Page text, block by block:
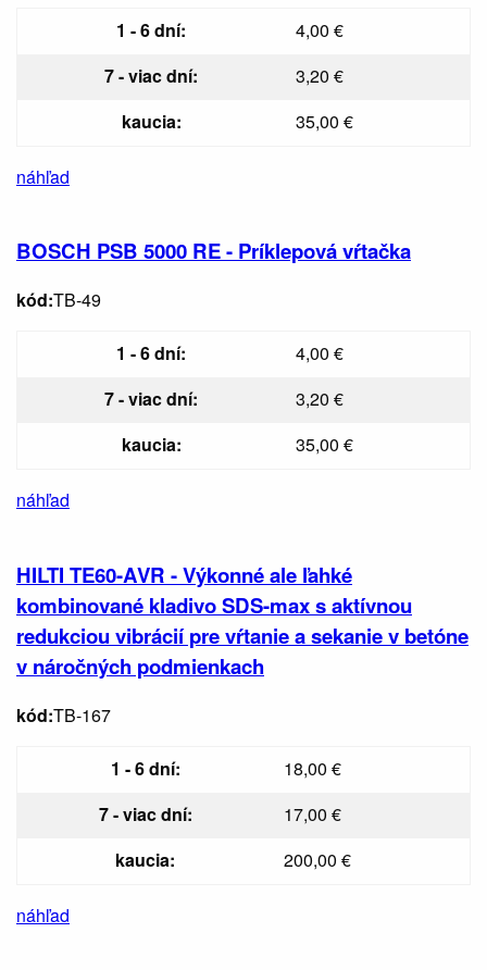
1 - 6 dní:
4,00 €
7 - viac dní:
3,20 €
kaucia:
35,00 €
náhľad
BOSCH PSB 5000 RE - Príklepová vŕtačka
kód:TB-49
1 - 6 dní:
4,00 €
7 - viac dní:
3,20 €
kaucia:
35,00 €
náhľad
HILTI TE60-AVR - Výkonné ale ľahké
kombinované kladivo SDS-max s aktívnou
redukciou vibrácií pre vŕtanie a sekanie v betóne
v náročných podmienkach
kód:TB-167
1 - 6 dní:
18,00 €
7 - viac dní:
17,00 €
kaucia:
200,00 €
náhľad